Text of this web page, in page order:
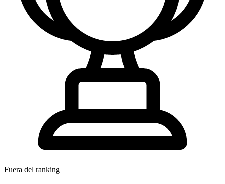
Fuera del ranking